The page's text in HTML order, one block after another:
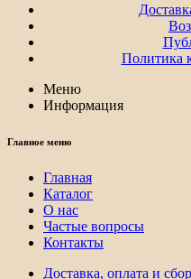
Политика
Меню
Информация
Главное меню
Главная
Каталог
О нас
Частые вопросы
Контакты
Доставка, оплата и